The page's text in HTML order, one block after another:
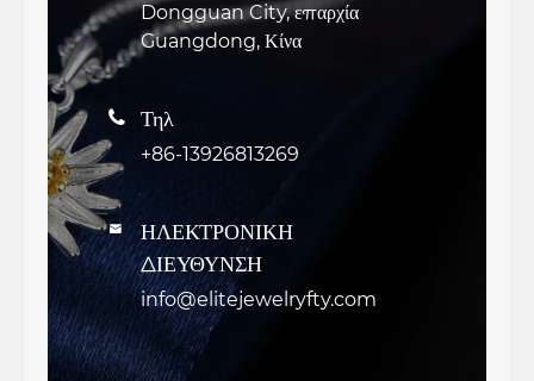
Dongguan City, επαρχία
Guangdong, Κίνα
 Τηλ
+86-13926813269

ΗΛΕΚΤΡΟΝΙΚΗ
ΔΙΕΥΘΥΝΣΗ
info@elitejewelryfty.com